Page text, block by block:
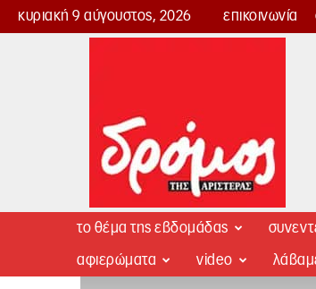
κυριακή 9 αύγουστος, 2026 επικοινωνία
Δρόμος
το θέμα της εβδομάδας
αφιερώματα video